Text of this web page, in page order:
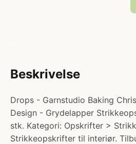
Beskrivelse
Drops - Garnstudio Baking
Design - Grydelapper
stk. Kategori: Opskrifter >
Strikkeopskrifter til interiør.